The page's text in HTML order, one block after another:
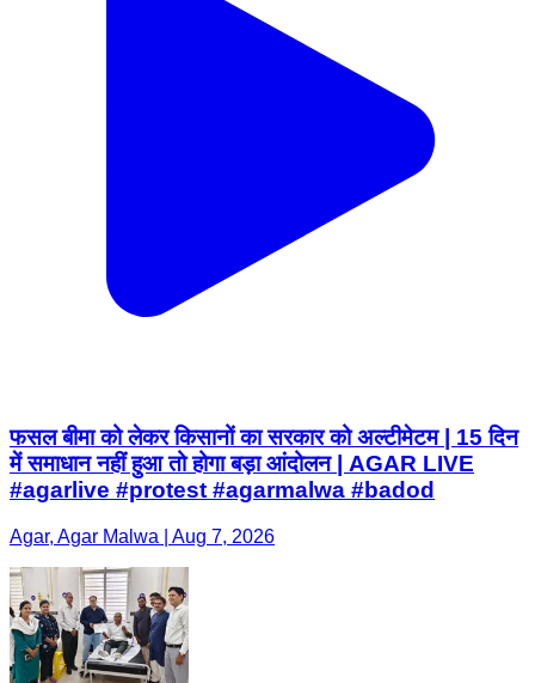
फसल बीमा को लेकर किसानों का सरकार को अल्टीमेटम | 15 दिन
में समाधान नहीं हुआ तो होगा बड़ा आंदोलन | AGAR LIVE
#agarlive #protest #agarmalwa #badod
Agar, Agar Malwa | Aug 7, 2026